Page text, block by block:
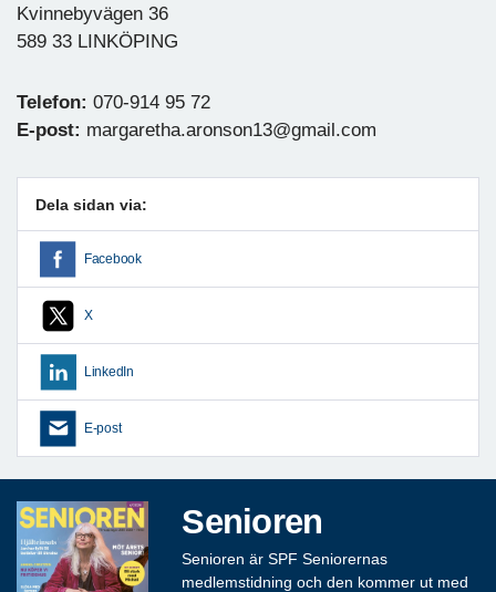
Kvinnebyvägen 36
589 33 LINKÖPING
Telefon: 070-914 95 72
E-post: margaretha.aronson13@gmail.com
Dela sidan via:
Facebook
X
LinkedIn
E-post
Senioren
Senioren är SPF Seniorernas
medlemstidning och den kommer ut med